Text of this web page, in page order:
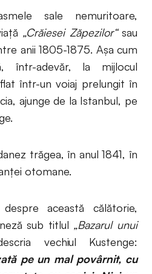
sale nemuritoare,
„Crăiesei Zăpezilor“sau
anii 1805-1875. Așa cum
într-adevăr, la mijlocul
într-un voiaj prelungit în
ajunge de la Istanbul, pe
trăgea, în anul 1841, în
otomane.
această călătorie,
sub titlul „Bazarul unui
vechiul Kustenge:
pe un mal povârnit, cu